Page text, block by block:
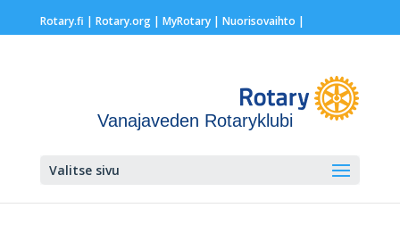
Rotary.fi | Rotary.org| MyRotary | Nuorisovaihto |
Vanajaveden Rotaryklubi
Valitse sivu